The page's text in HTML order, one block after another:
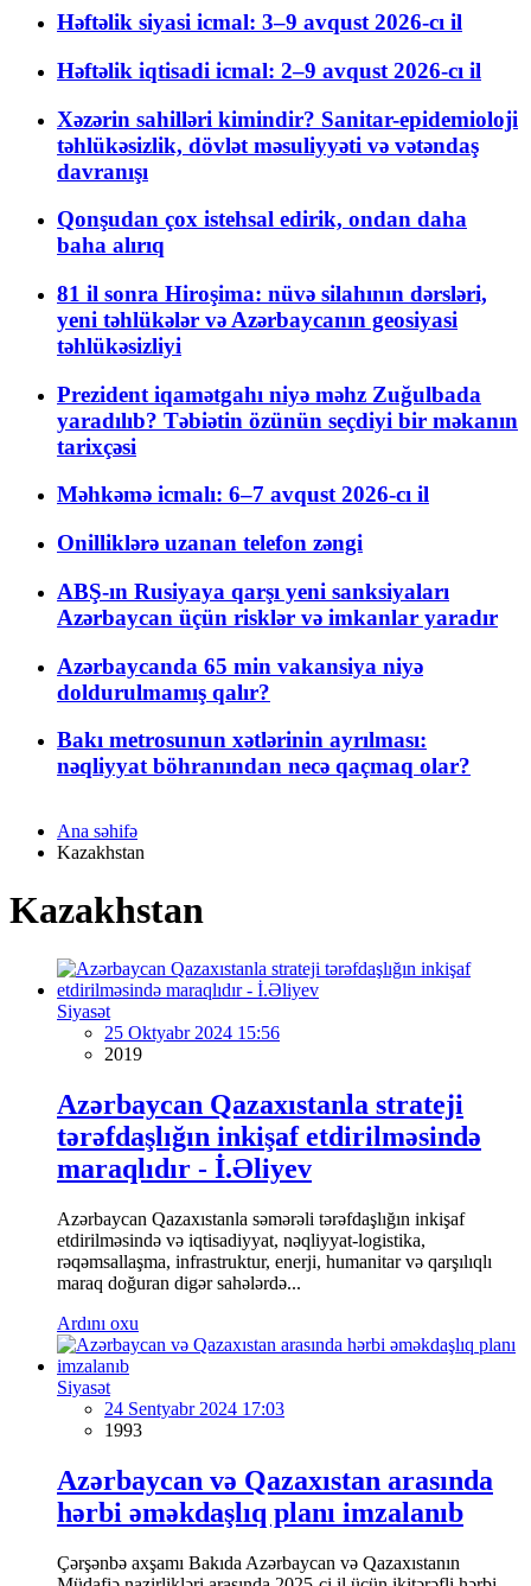
Həftəlik siyasi icmal: 3–9 avqust 2026-cı il
Həftəlik iqtisadi icmal: 2–9 avqust 2026-cı il
Xəzərin sahilləri kimindir? Sanitar-epidemioloji
təhlükəsizlik, dövlət məsuliyyəti və vətəndaş
davranışı
Qonşudan çox istehsal edirik, ondan daha
baha alırıq
81 il sonra Hiroşima: nüvə silahının dərsləri,
yeni təhlükələr və Azərbaycanın geosiyasi
təhlükəsizliyi
Prezident iqamətgahı niyə məhz Zuğulbada
yaradılıb? Təbiətin özünün seçdiyi bir məkanın
tarixçəsi
Məhkəmə icmalı: 6–7 avqust 2026-cı il
Onilliklərə uzanan telefon zəngi
ABŞ-ın Rusiyaya qarşı yeni sanksiyaları
Azərbaycan üçün risklər və imkanlar yaradır
Azərbaycanda 65 min vakansiya niyə
doldurulmamış qalır?
Bakı metrosunun xətlərinin ayrılması:
nəqliyyat böhranından necə qaçmaq olar?
Ana səhifə
Kazakhstan
Kazakhstan
Siyasət
25 Oktyabr 2024 15:56
2019
Azərbaycan Qazaxıstanla strateji
tərəfdaşlığın inkişaf etdirilməsində
maraqlıdır - İ.Əliyev
Azərbaycan Qazaxıstanla səmərəli tərəfdaşlığın inkişaf
etdirilməsində və iqtisadiyyat, nəqliyyat-logistika,
rəqəmsallaşma, infrastruktur, enerji, humanitar və qarşılıqlı
maraq doğuran digər sahələrdə...
Ardını oxu
Siyasət
24 Sentyabr 2024 17:03
1993
Azərbaycan və Qazaxıstan arasında
hərbi əməkdaşlıq planı imzalanıb
Çərşənbə axşamı Bakıda Azərbaycan və Qazaxıstanın